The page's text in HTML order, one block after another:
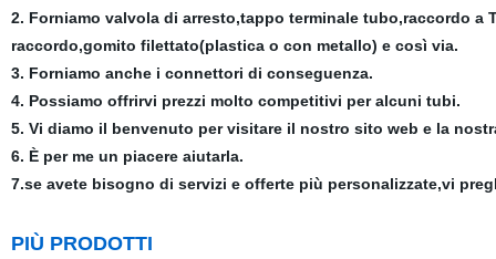
2. Forniamo valvola di arresto,tappo terminale tubo,raccordo
raccordo,gomito filettato(plastica o con metallo) e così via.
3. Forniamo anche i connettori di conseguenza.
4. Possiamo offrirvi prezzi molto competitivi per alcuni tubi.
5. Vi diamo il benvenuto per visitare il nostro sito web e la
6. È per me un piacere aiutarla.
7.se avete bisogno di servizi e offerte più personalizzate,vi
PIÙ PRODOTTI